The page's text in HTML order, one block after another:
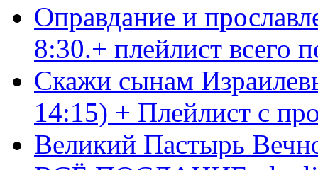
Оправдание и
8:30.+ плейлист
Скажи сынам
14:15) + Плейлист с
Великий Пастырь